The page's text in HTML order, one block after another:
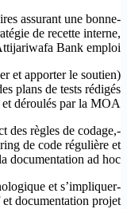
assurant une bonne
de recette interne,
Bank emploi
et apporter le soutien
plans de tests rédigés
déroulés par la MOA,
des règles de codage,
de code régulière et
documentation ad hoc,
et s’impliquer
documentation projet,